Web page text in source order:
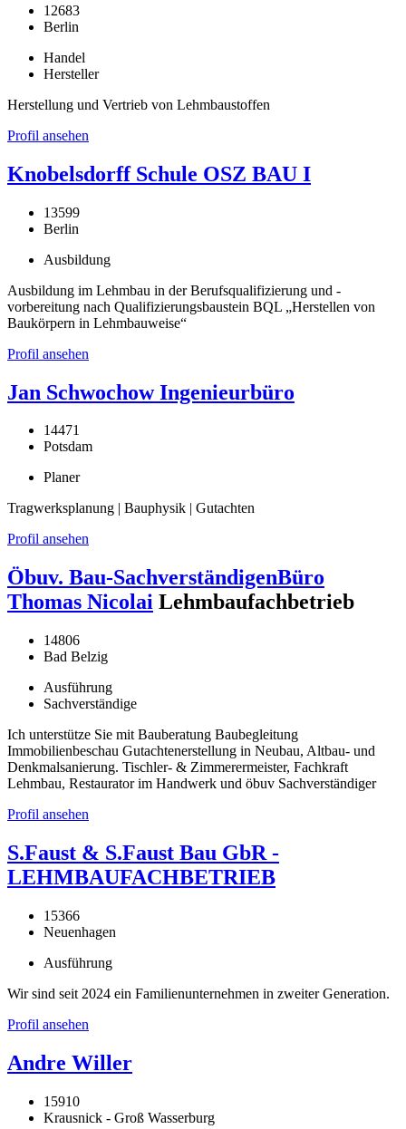
12683
Berlin
Handel
Hersteller
Herstellung und Vertrieb von Lehmbaustoffen
Profil ansehen
Knobelsdorff Schule OSZ BAU I
13599
Berlin
Ausbildung
Ausbildung im Lehmbau in der Berufsqualifizierung und -
vorbereitung nach Qualifizierungsbaustein BQL „Herstellen von
Baukörpern in Lehmbauweise“
Profil ansehen
Jan Schwochow Ingenieurbüro
14471
Potsdam
Planer
Tragwerksplanung | Bauphysik | Gutachten
Profil ansehen
Öbuv. Bau-SachverständigenBüro
Thomas Nicolai Lehmbaufachbetrieb
14806
Bad Belzig
Ausführung
Sachverständige
Ich unterstütze Sie mit Bauberatung Baubegleitung
Immobilienbeschau Gutachtenerstellung in Neubau, Altbau- und
Denkmalsanierung. Tischler- & Zimmerermeister, Fachkraft
Lehmbau, Restaurator im Handwerk und öbuv Sachverständiger
Profil ansehen
S.Faust & S.Faust Bau GbR -
LEHMBAUFACHBETRIEB
15366
Neuenhagen
Ausführung
Wir sind seit 2024 ein Familienunternehmen in zweiter Generation.
Profil ansehen
Andre Willer
15910
Krausnick - Groß Wasserburg